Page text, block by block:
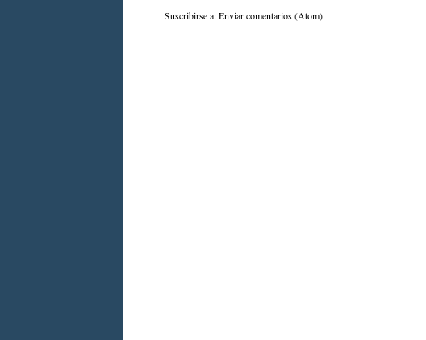
Suscribirse a:Enviar comentarios (Atom)